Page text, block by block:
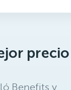
precio
Benefits y